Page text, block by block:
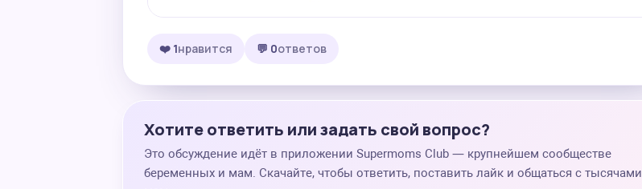
❤️ 1нравится 💬 0ответов
Хотите ответить или задать свой вопрос?
Это обсуждение идёт в приложении Supermoms Club — крупнейшем сообществе
беременных и мам. Скачайте, чтобы ответить, поставить лайк и общаться с тысячами